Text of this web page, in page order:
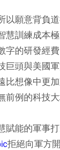
以願意背負
慧訓練成本
字的研發經
巨頭與美國
比想像中更
例的科技大
賦能的軍事
拒絕向軍方